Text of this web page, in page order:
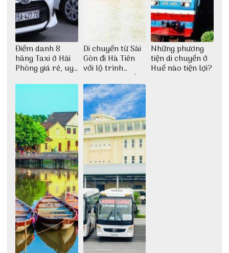
Điểm danh 8
hãng Taxi ở Hải
Phòng giá rẻ, uy
Di chuyển từ Sài
Gòn đi Hà Tiên
với lộ trình
thuận tiện nhất
Những phương
tiện di chuyển ở
Huế nào tiện lợi?